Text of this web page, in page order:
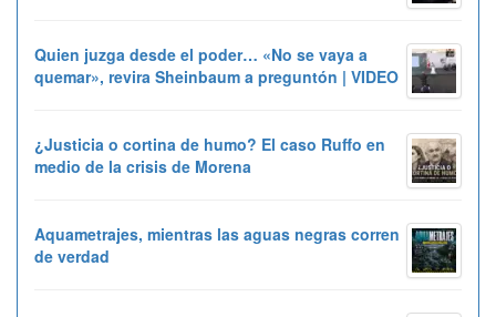
Quien juzga desde el poder… «No se vaya a
quemar», revira Sheinbaum a preguntón | VIDEO
¿Justicia o cortina de humo? El caso Ruffo en
medio de la crisis de Morena
Aquametrajes, mientras las aguas negras corren
de verdad